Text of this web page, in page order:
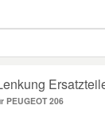
PEUGEOT 206